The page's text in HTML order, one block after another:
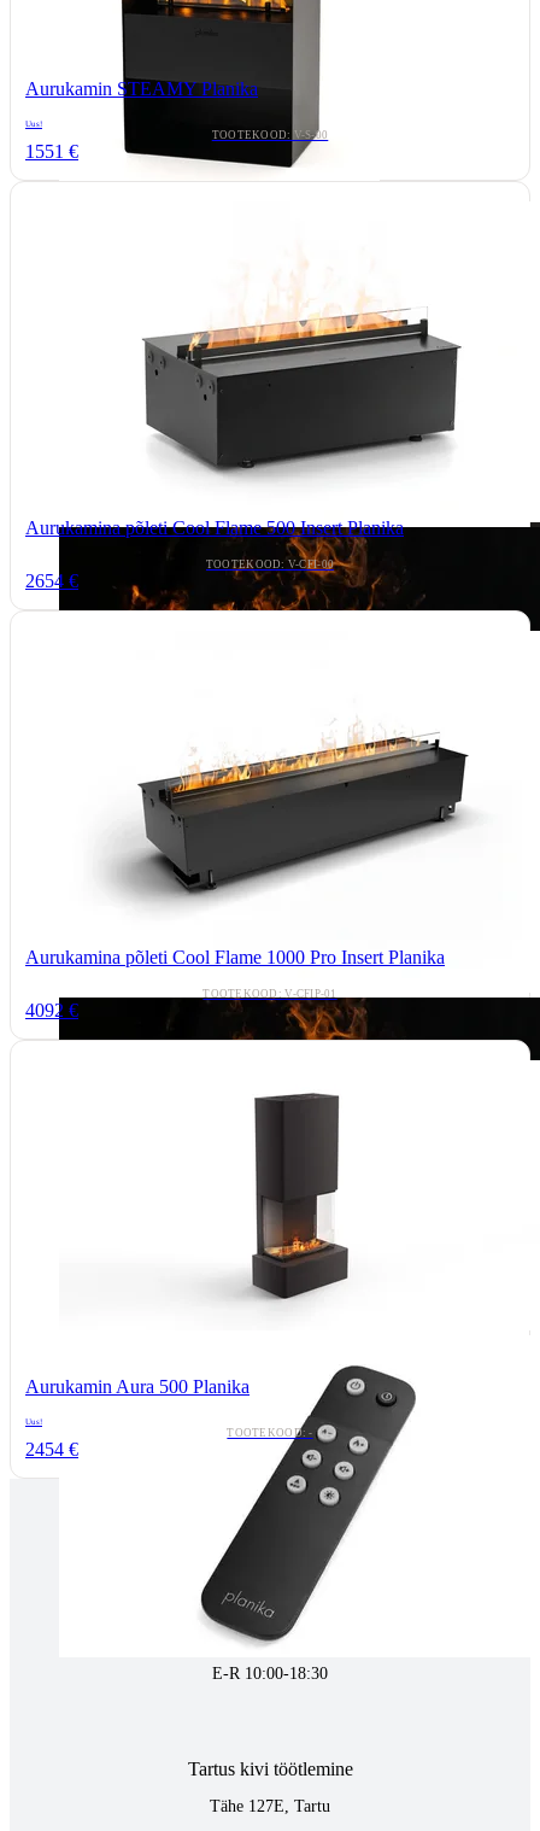
Aurukamin STEAMY Planika
Uus!
TOOTEKOOD: V-S-00
1551 €
Aurukamina põleti Cool Flame 500 Insert Planika
TOOTEKOOD: V-CFI-00
2654 €
Aurukamina põleti Cool Flame 1000 Pro Insert Planika
TOOTEKOOD: V-CFIP-01
4092 €
Aurukamin Aura 500 Planika
Uus!
TOOTEKOOD: -
2454 €
Tallinnas kaminasalong
Pärnu mnt. 139E/2, 11317, Tallinn
(+372) 677 6977
kaminakoda@kaminakoda.ee
E-R 10:00-18:30
Tartus kivi töötlemine
Tähe 127E, Tartu